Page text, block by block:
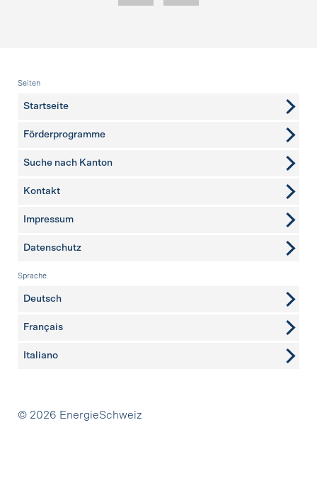
Fusszeile
Seiten
Startseite
Förderprogramme
Suche nach Kanton
weitere Seiten
Kontakt
Impressum
Datenschutz
Sprache
Deutsch
Français
Italiano
Partner
© 2026 EnergieSchweiz